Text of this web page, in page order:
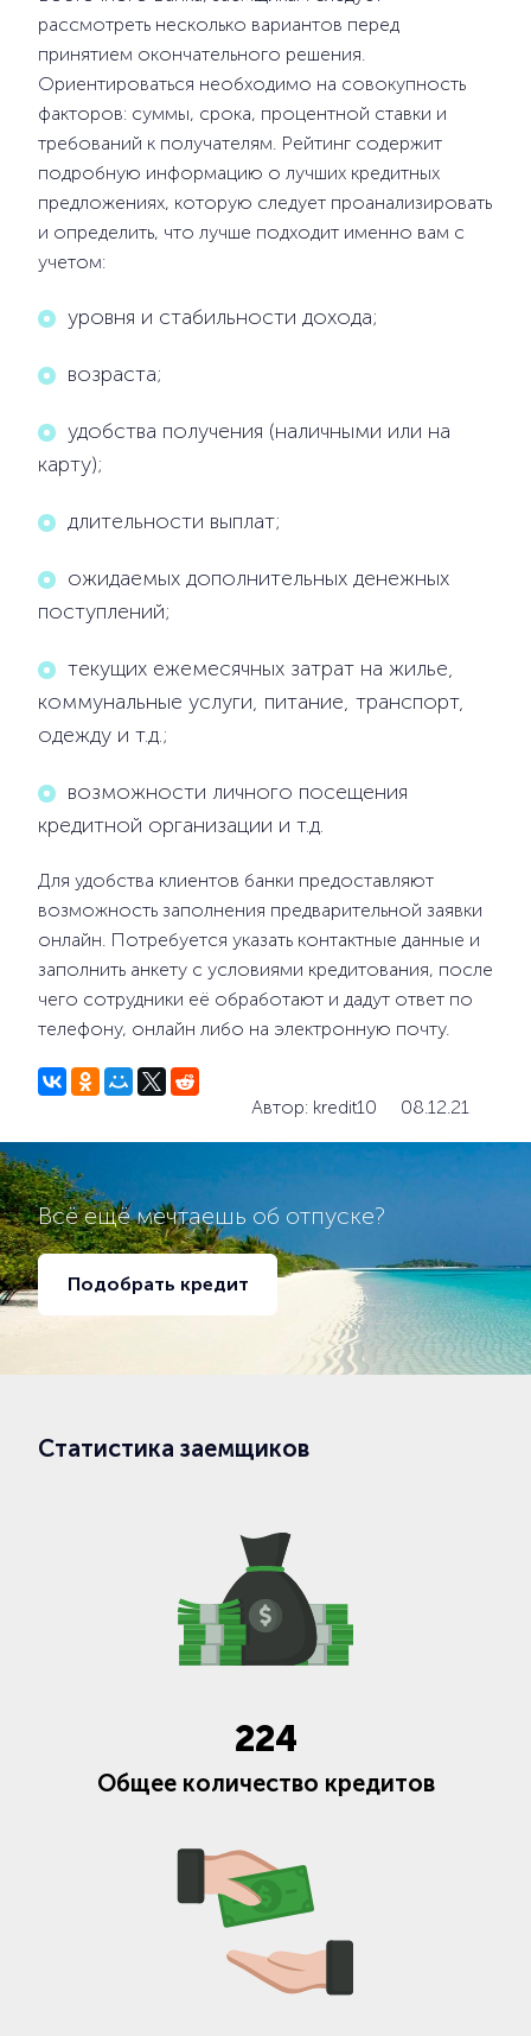
рассмотреть несколько вариантов перед
принятием окончательного решения.
Ориентироваться необходимо на совокупность
факторов: суммы, срока, процентной ставки и
требований к получателям. Рейтинг содержит
подробную информацию о лучших кредитных
предложениях, которую следует проанализировать
и определить, что лучше подходит именно вам с
учетом:
уровня и стабильности дохода;
возраста;
удобства получения (наличными или на
карту);
длительности выплат;
ожидаемых дополнительных денежных
поступлений;
текущих ежемесячных затрат на жилье,
коммунальные услуги, питание, транспорт,
одежду и т.д.;
возможности личного посещения
кредитной организации и т.д.
Для удобства клиентов банки предоставляют
возможность заполнения предварительной заявки
онлайн. Потребуется указать контактные данные и
заполнить анкету с условиями кредитования, после
чего сотрудники её обработают и дадут ответ по
телефону, онлайн либо на электронную почту.
Автор: kredit10 08.12.21
Всё ещё мечтаешь об отпуске?
Подобрать кредит
Статистика заемщиков
224
Общее количество кредитов